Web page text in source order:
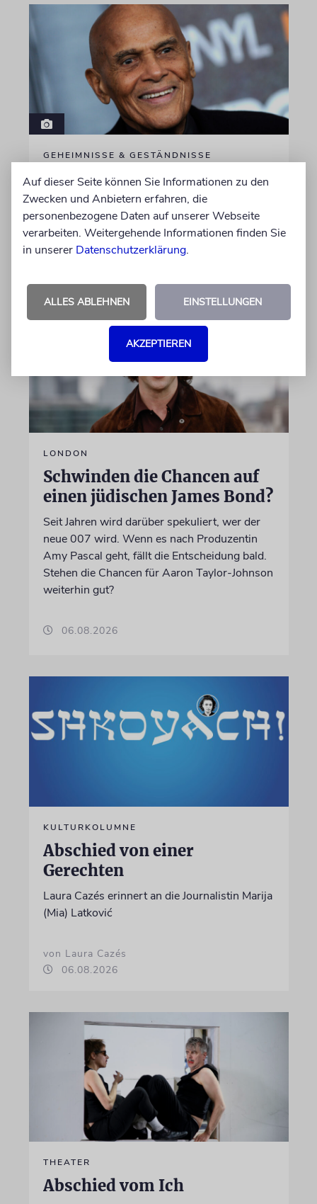
GEHEIMNISSE & GESTÄNDNISSE
Plotkes
Klatsch und Tratsch aus der jüdischen Welt
von Katrin Richter, Imanuel Marcus
LONDON
Schwinden die Chancen auf
einen jüdischen James Bond?
Seit Jahren wird darüber spekuliert, wer der
neue 007 wird. Wenn es nach Produzentin
Amy Pascal geht, fällt die Entscheidung bald.
Stehen die Chancen für Aaron Taylor-Johnson
weiterhin gut?
06.08.2026
KULTURKOLUMNE
Abschied von einer
Gerechten
Laura Cazés erinnert an die Journalistin Marija
(Mia) Latković
von Laura Cazés
06.08.2026
THEATER
Abschied vom Ich
Auf dieser Seite können Sie Informationen zu den
Zwecken und Anbietern erfahren, die
personenbezogene Daten auf unserer Webseite
verarbeiten. Weitergehende Informationen finden Sie
in unserer Datenschutzerklärung.
ALLES ABLEHNEN EINSTELLUNGEN
AKZEPTIEREN